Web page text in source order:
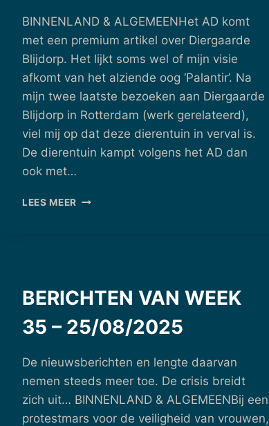
BINNENLAND & ALGEMEENHet AD komt
met een premium artikel over Diergaarde
Blijdorp. Het lijkt soms wel of mijn visie
afkomt van het alziende oog ‘Palantir’. Na
mijn twee laatste bezoeken aan Diergaarde
Blijdorp in Rotterdam (werk gerelateerd),
viel mij op dat deze dierentuin in verval is.
De dierentuin kampt volgens het AD dan
ook met…
LEES MEER BERICHTEN
BERICHTEN VAN WEEK
35 – 25/08/2025
De nieuwsberichten en lengte daarvan
nemen steeds meer toe. De crisis breidt
zich uit… BINNENLAND & ALGEMEENBij een
protestmars voor de veiligheid van vrouwen,